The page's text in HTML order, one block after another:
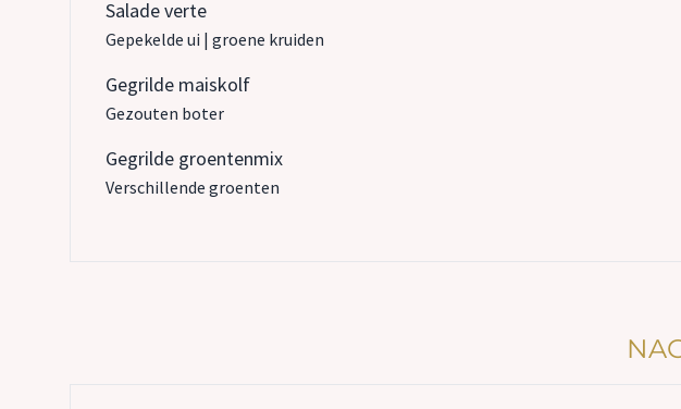
Salade verte
Gepekelde ui | groene kruiden
Gegrilde maiskolf
Gezouten boter
Gegrilde groentenmix
Verschillende groenten